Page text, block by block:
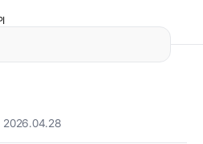
2026.04.28